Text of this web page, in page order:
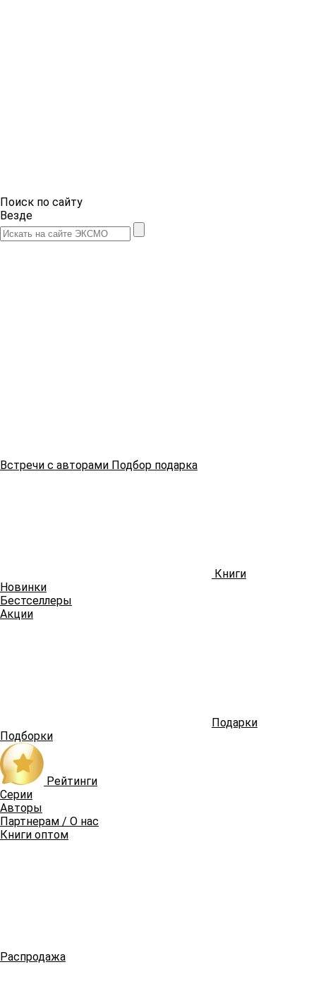
Поиск по сайту
Везде
Встречи с авторами Подбор подарка
Книги
Новинки
Бестселлеры
Акции
Подарки
Подборки
Рейтинги
Серии
Авторы
Партнерам / О нас
Книги оптом
Распродажа